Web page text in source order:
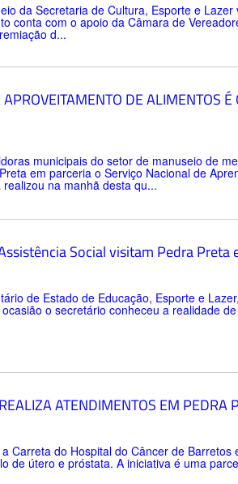
da Secretaria de Cultura, Esporte e
conta com o apoio da Câmara de
d...
DE ALIMENTOS É
municipais do setor de manuseio de
em parceria o Serviço Nacional de
na manhã desta qu...
Social visitam Pedra
de Estado de Educação, Esporte e
o secretário conheceu a realidade
ATENDIMENTOS EM PEDRA
Carreta do Hospital do Câncer de
de útero e próstata. A iniciativa é uma